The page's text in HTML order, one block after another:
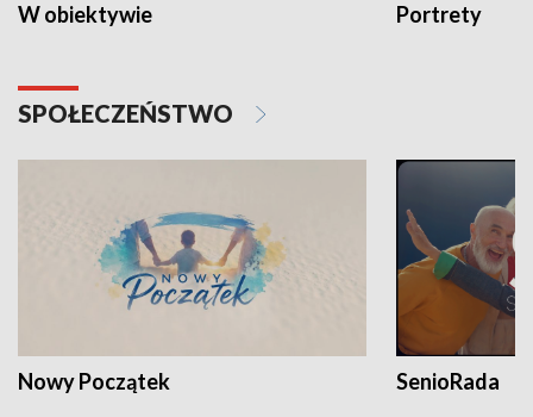
W obiektywie Portrety
SPOŁECZEŃSTWO
Nowy Początek SenioRada